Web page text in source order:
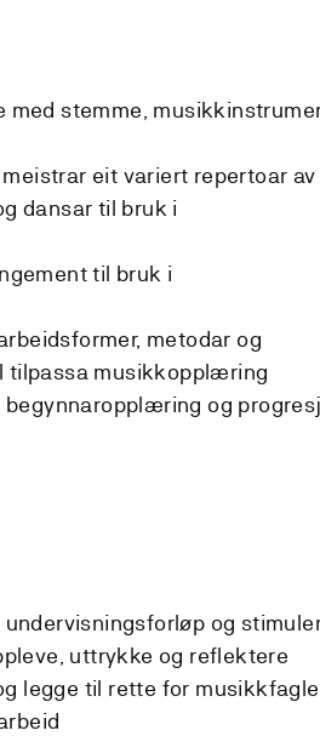
med stemme,
eit variert repertoar av
dansar til bruk i
til bruk i
metodar og
tilpassa musikkopplæring
og
og
uttrykke og reflektere
legge til rette for